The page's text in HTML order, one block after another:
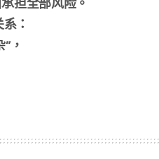
：
，